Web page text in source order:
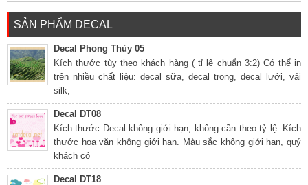
SẢN PHẨM DECAL
Decal Phong Thủy 05
Kích thước tùy theo khách hàng ( tỉ lệ chuẩn 3:2) Có thể in
trên nhiều chất liệu: decal sữa, decal trong, decal lưới, vải
silk,
Decal DT08
Kích thước Decal không giới hạn, không cần theo tỷ lệ. Kích
thước hoa văn không giới hạn. Màu sắc không giới hạn, quý
khách có
Decal DT18